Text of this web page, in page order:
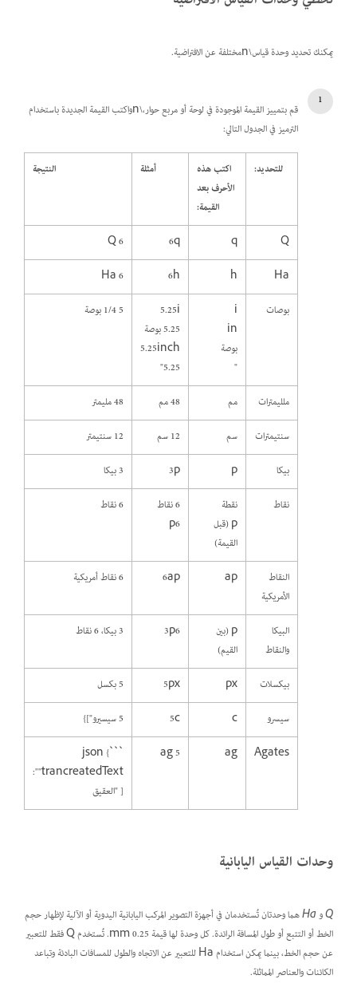
يمكنك تحديد وحدة قياس\nمختلفة عن الافتراضية.
قم بتمييز القيمة الموجودة في لوحة أو مربع حوار،\nواكتب القيمة الجديدة باستخدام
الترميز في الجدول التالي:
للتحديد:
اكتب هذه
الأحرف بعد
القيمة:
أمثلة النتيجة
Q
q
6q
6 Q
Ha
h
6h
6 Ha
بوصات
i
in
بوصة
"
5.25i
5.25 بوصة
5.25inch
5.25"
5 1/4 بوصة
ملليمترات مم 48 مم
48 مليمتر
سنتيمترات
سم 12 سم
12 سنتيمتر
بيكا
p
3p
3 بيكا
نقاط
نقطة
p (قبل
القيمة)
6 نقاط
p6
6 نقاط
النقاط
الأمريكية
ap
6ap 6 نقاط أمريكية
البيكا
والنقاط
p (بين
القيم)
3p6 3 بيكا، 6 نقاط
بيكسلات px
5px
5 بكسل
سيسرو
c
5c
5 سيسيرو"]}
Agates
ag
5 ag
```json {
"trancreatedText":
[ "العقيق
وحدات القياس اليابانية
QوHaهما وحدتان تُستخدمان في أجهزة التصوير المركب اليابانية اليدوية أو الآلية لإظهار حجم
الخط أو التتبع أو طول المسافة الرائدة. كل وحدة لها قيمة 0.25 mm. تُستخدم Q فقط للتعبير
عن حجم الخط، بينما يمكن استخدام Ha للتعبير عن الاتجاه والطول للمسافات البادئة وتباعد
الكائنات والعناصر المماثلة.